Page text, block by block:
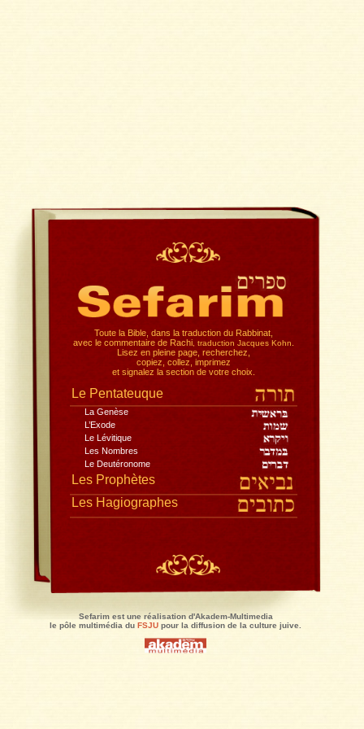
Toute la Bible, dans la traduction du Rabbinat,
avec le commentaire de Rachi
, traduction Jacques Kohn
Lisez en pleine page, recherchez,
copiez, collez, imprimez
et signalez la section de votre choix.
Le Pentateuque
La Genèse
Les Nombres
Les Hagiographes